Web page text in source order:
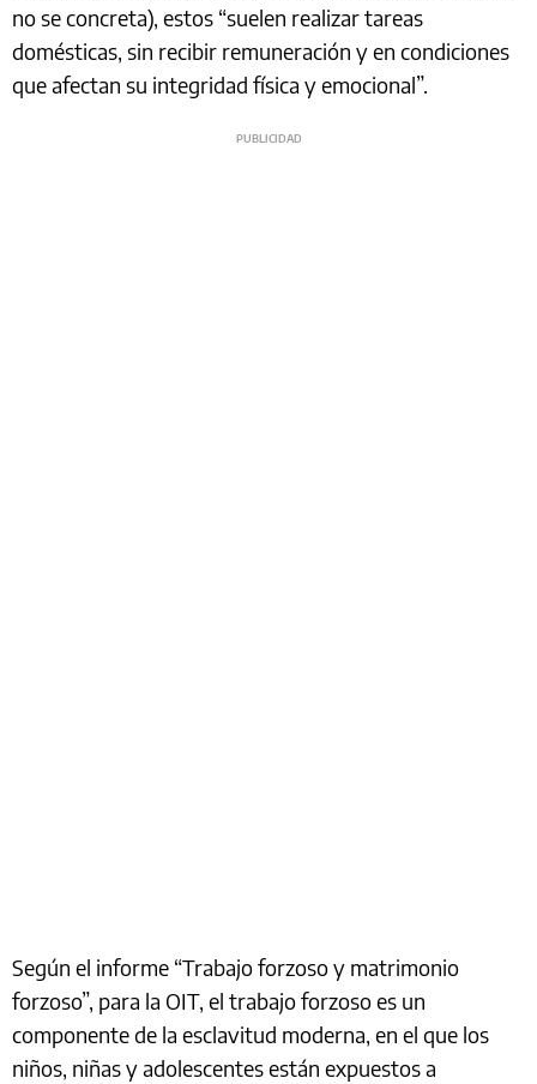
no se concreta), estos “suelen realizar tareas
domésticas, sin recibir remuneración y en condiciones
que afectan su integridad física y emocional”.
Según el informe “Trabajo forzoso y matrimonio
forzoso”, para la OIT, el trabajo forzoso es un
componente de la esclavitud moderna, en el que los
niños, niñas y adolescentes están expuestos a